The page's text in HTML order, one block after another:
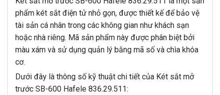
phẩm két sắt điện tử nhỏ gọn, được thiết kế để bảo vệ
tài sản cá nhân trong các không gian như khách sạn
hoặc nhà riêng. Mã sản phẩm này được phân biệt bởi
màu xám và sử dụng quản lý bằng mã số và chìa khóa
cơ.
Dưới đây là thông số kỹ thuật chi tiết của Két sắt mở
trước SB-600 Hafele 836.29.511: